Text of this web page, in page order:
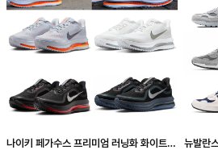
나이키 페가수스 프리미엄 러닝화 화이트
뉴발란